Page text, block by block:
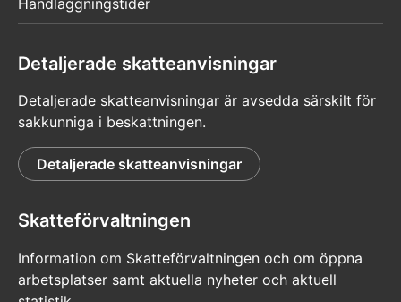
Detaljerade skatteanvisningar
Detaljerade skatteanvisningar är avsedda särskilt för
sakkunniga i beskattningen.
Detaljerade skatteanvisningar
Skatteförvaltningen
Information om Skatteförvaltningen och om öppna
arbetsplatser samt aktuella nyheter och aktuell